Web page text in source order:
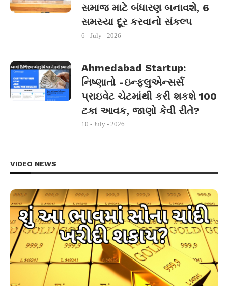
સમાજ માટે બંધારણ બનાવશે, 6
સમસ્યા દૂર કરવાનો સંકલ્પ
6 - July - 2026
Ahmedabad Startup:
નિષ્ણાતો -ઇન્ફ્લુએન્સર્સ
પ્રાઇવેટ ચેટમાંથી કરી શકશે 100
ટકા આવક, જાણો કેવી રીતે?
10 - July - 2026
VIDEO NEWS